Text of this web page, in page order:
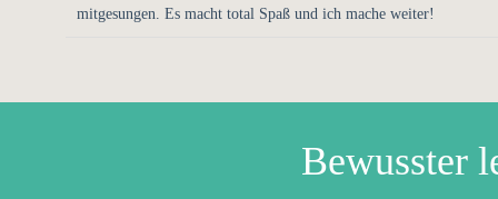
mitgesungen. Es macht total Spaß und ich mache weiter!
Bewusster